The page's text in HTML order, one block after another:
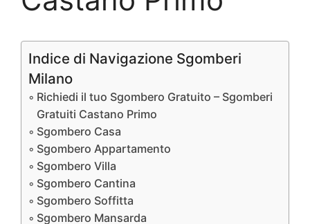
Indice di Navigazione Sgomberi
Milano
Richiedi il tuo Sgombero Gratuito – Sgomberi
Gratuiti Castano Primo
Sgombero Casa
Sgombero Appartamento
Sgombero Villa
Sgombero Cantina
Sgombero Soffitta
Sgombero Mansarda